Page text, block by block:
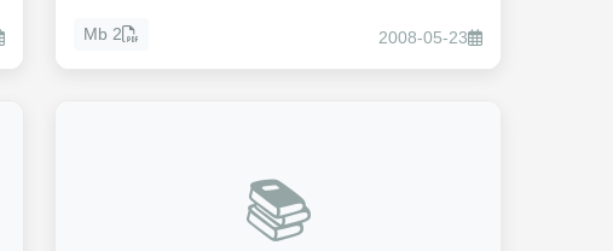
2008-05-23
2 Mb
📚